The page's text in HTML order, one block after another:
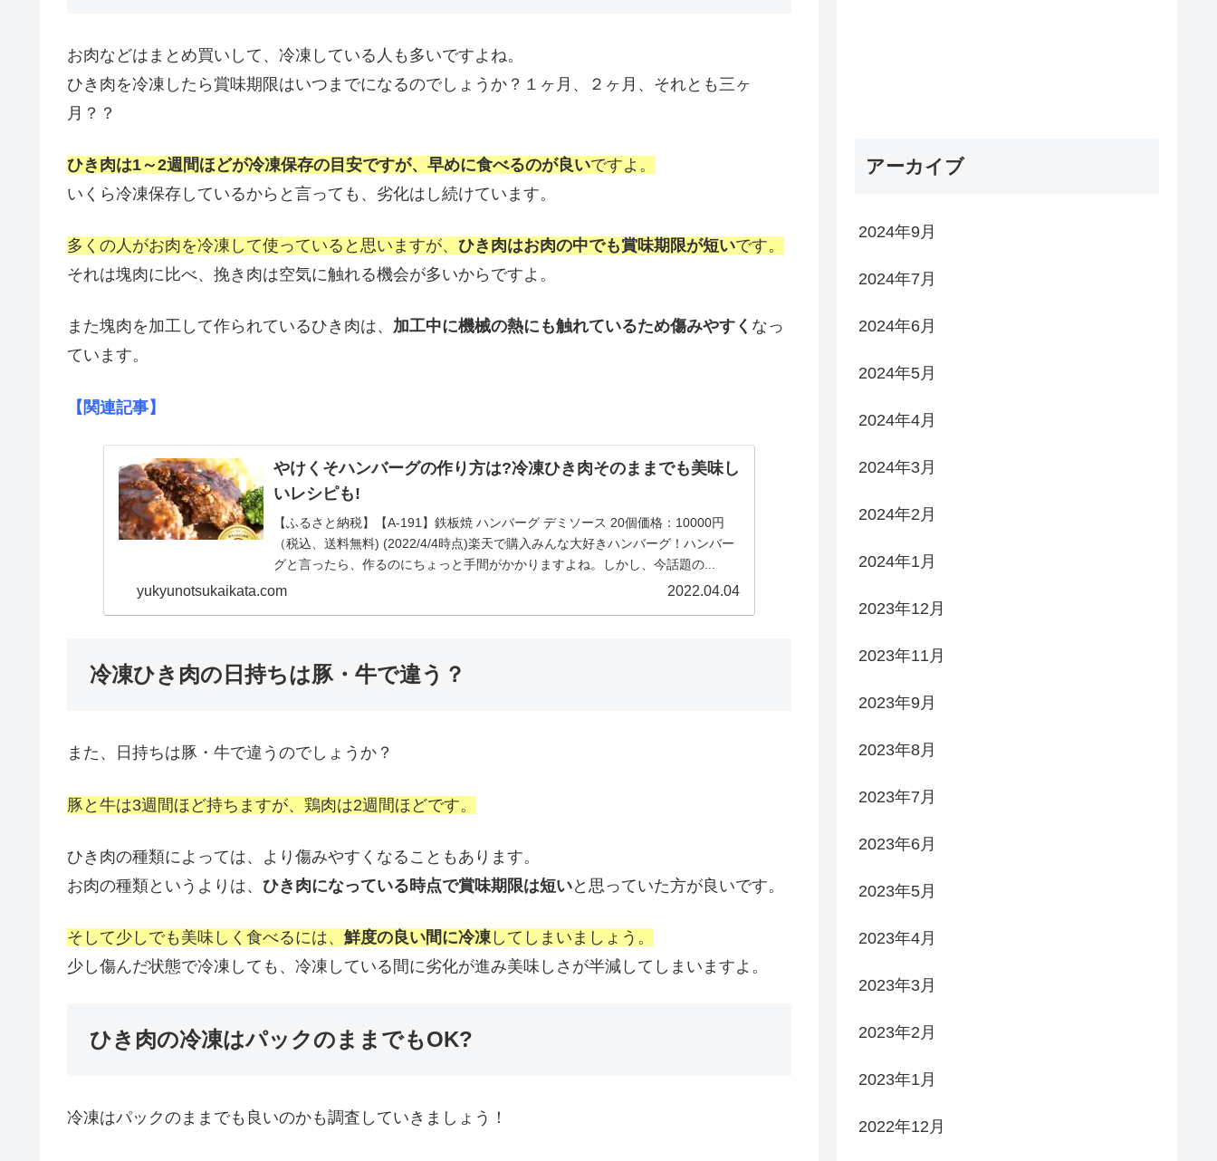
お肉などはまとめ買いして、冷凍している人も多いですよね。
ひき肉を冷凍したら賞味期限はいつまでになるのでしょうか？１ヶ月、２ヶ月、それとも三ヶ
月？？
ひき肉は1～2週間ほどが冷凍保存の目安ですが、早めに食べるのが良いですよ。
いくら冷凍保存しているからと言っても、劣化はし続けています。
多くの人がお肉を冷凍して使っていると思いますが、 ひき肉はお肉の中でも賞味期限が短いです。
それは塊肉に比べ、挽き肉は空気に触れる機会が多いからですよ。
また塊肉を加工して作られているひき肉は、 加工中に機械の熱にも触れているため傷みやすく なっ
ています。
【関連記事】
やけくそハンバーグの作り方は?冷凍ひき肉そのままでも美味し
いレシピも!
【ふるさと納税】【A-191】鉄板焼 ハンバーグ デミソース 20個価格：10000円
（税込、送料無料) (2022/4/4時点)楽天で購入みんな大好きハンバーグ！ハンバー
グと言ったら、作るのにちょっと手間がかかりますよね。しかし、今話題の...
yukyunotsukaikata.com 2022.04.04
冷凍ひき肉の日持ちは豚・牛で違う？
また、日持ちは豚・牛で違うのでしょうか？
豚と牛は3週間ほど持ちますが、鶏肉は2週間ほどです。
ひき肉の種類によっては、より傷みやすくなることもあります。
お肉の種類というよりは、 ひき肉になっている時点で賞味期限は短いと思っていた方が良いです。
そして少しでも美味しく食べるには、 鮮度の良い間に冷凍 してしまいましょう。
少し傷んだ状態で冷凍しても、冷凍している間に劣化が進み美味しさが半減してしまいますよ。
ひき肉の冷凍はパックのままでもOK?
冷凍はパックのままでも良いのかも調査していきましょう！
アーカイブ
2024年9月
2024年7月
2024年6月
2024年5月
2024年4月
2024年3月
2024年2月
2024年1月
2023年12月
2023年11月
2023年9月
2023年8月
2023年7月
2023年6月
2023年5月
2023年4月
2023年3月
2023年2月
2023年1月
2022年12月